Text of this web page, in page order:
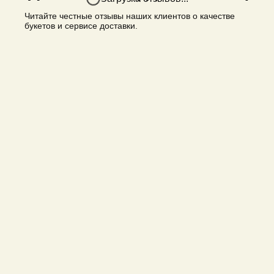
Читайте честные отзывы наших клиентов о качестве
букетов и сервисе доставки.